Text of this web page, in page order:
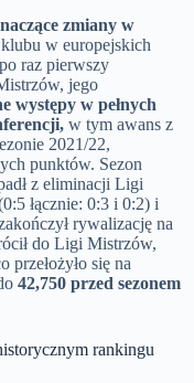
zmiany w
w europejskich
raz pierwszy
jego
występy w pełnych
w tym awans z
2021/22,
punktów. Sezon
z eliminacji Ligi
łącznie: 0:3 i 0:2) i
rywalizację na
do Ligi Mistrzów,
przełożyło się na
42,750 przed sezonem
rankingu